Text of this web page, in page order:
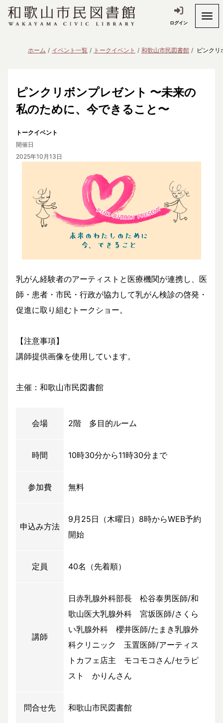
ログイン
ホーム イベント一覧 トークイベント 和歌山市民図書館 ピンクリ
ピンクリボンプレゼント 〜未来の
私のために、今できること〜
トークイベント
開催日
2025年10月13日
乳がん経験者のアーティストと医療機関が連携し、医
師・患者・市民・行政が協力して乳がん検診の啓発・
促進に取り組むトークショー。
【注意事項】
講師提供画像を使用しています。
主催：和歌山市民図書館
会場 2階 多目的ルーム
時間 10時30分から11時30分まで
参加費 無料
申込み方法
9月25日（木曜日）8時からWEB予約
開始
定員 40名（先着順）
講師
日赤乳腺外科部長 松谷泰男医師/和
歌山医大乳腺外科 宮坂医師/さくら
い乳腺外科 櫻井医師/たまき乳腺外
科クリニック 玉置医師/アーティス
トカフェ店主 モコモコさん/セラピ
スト かりんさん
問合せ先 和歌山市民図書館